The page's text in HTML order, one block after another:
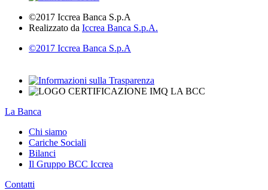
©2017 Iccrea Banca S.p.A
Realizzato da Iccrea Banca S.p.A.
©2017 Iccrea Banca S.p.A
La Banca
Chi siamo
Cariche Sociali
Bilanci
Il Gruppo BCC Iccrea
Contatti